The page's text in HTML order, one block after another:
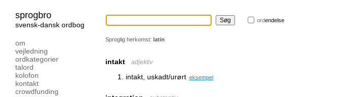
sprogbro
svensk-dansk ordbog
om
vejledning
ordkategorier
talord
kolofon
kontakt
crowdfunding
ordendelse
Sproglig herkomst: latin
intakt adjektiv
intakt, uskadt/urørt eksempel